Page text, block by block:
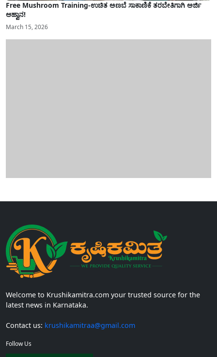
Free Mushroom Training-ಉಚಿತ ಅಣಬೆ ಸಾಕಾಣಿಕೆ ತರಬೇತಿಗಾಗಿ ಅರ್ಜಿ
ಆಹ್ವಾನ!
March 15, 2026
Welcome to Krushikamitra.com your trusted source for the
latest news in Karnataka.
Contact us: krushikamitraa@gmail.com
Follow Us